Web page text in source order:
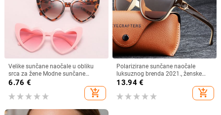
Velike sunčane naočale u obliku
srca za žene Modne sunčane
naočale s ljubavnim srcem UV400
6.76 €
add_shopping_cart
Polarizirane sunčane naočale
luksuznog brenda 2021., ženske
ženske elegantne sunčane naočale
za žene Ženske naočale za vožnju
Oculos De Sol
13.94€
add_shopping_cart